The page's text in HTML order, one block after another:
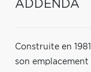
ADDENDA
Construite en
son